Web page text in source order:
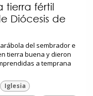
tierra fértil
Diócesis de
del sembrador e
tierra buena y dieron
a temprana
Iglesia